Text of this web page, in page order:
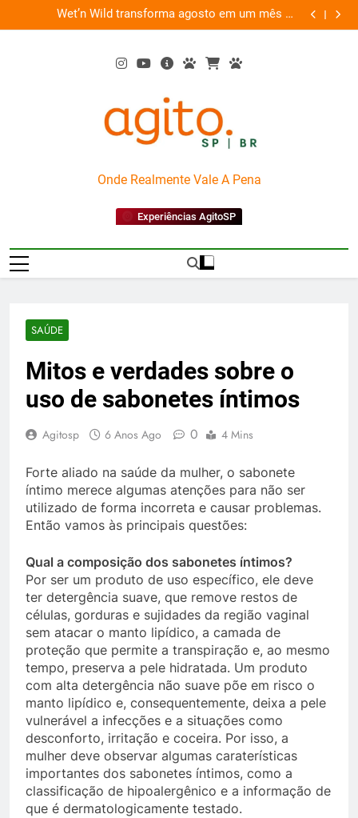
to
Wet’n Wild transforma agosto em um mês de
diversão e conexão
“Led
AgitoSP
Onde Realmente Vale A Pena
Experiências AgitoSP
SAÚDE
Mitos e verdades sobre o
uso de sabonetes íntimos
Agitosp 6 Anos Ago 0 4 Mins
Forte aliado na saúde da mulher, o sabonete
íntimo merece algumas atenções para não ser
utilizado de forma incorreta e causar problemas.
Então vamos às principais questões:
Qual a composição dos sabonetes íntimos?
Por ser um produto de uso específico, ele deve
ter detergência suave, que remove restos de
células, gorduras e sujidades da região vaginal
sem atacar o manto lipídico, a camada de
proteção que permite a transpiração e, ao mesmo
tempo, preserva a pele hidratada. Um produto
com alta detergência não suave põe em risco o
manto lipídico e, consequentemente, deixa a pele
vulnerável a infecções e a situações como
desconforto, irritação e coceira. Por isso, a
mulher deve observar algumas caraterísticas
importantes dos sabonetes íntimos, como a
classificação de hipoalergênico e a informação de
que é dermatologicamente testado.